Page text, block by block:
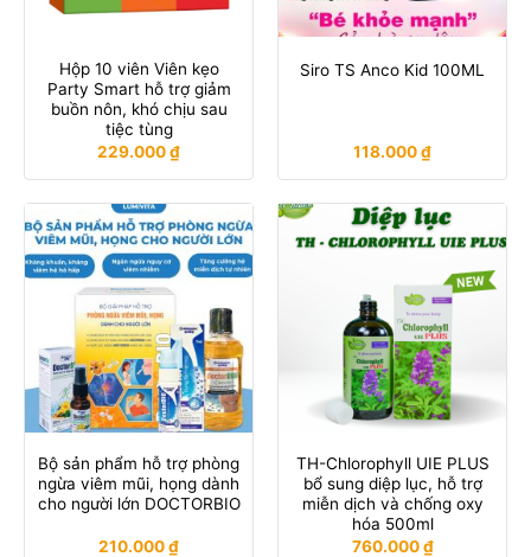
Hộp 10 viên Viên kẹo
Party Smart hỗ trợ giảm
buồn nôn, khó chịu sau
tiệc tùng
229.000₫
Siro TS Anco Kid 100ML
118.000₫
Bộ sản phẩm hỗ trợ phòng
ngừa viêm mũi, họng dành
cho người lớn DOCTORBIO
210.000₫
TH-Chlorophyll UIE PLUS
bổ sung diệp lục, hỗ trợ
miễn dịch và chống oxy
hóa 500ml
760.000₫